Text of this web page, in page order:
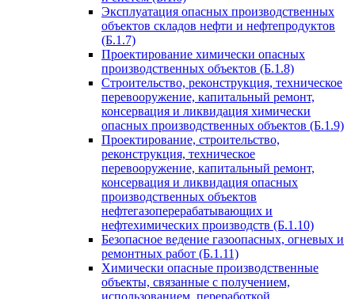
Эксплуатация опасных производственных
объектов складов нефти и нефтепродуктов
(Б.1.7)
Проектирование химически опасных
производственных объектов (Б.1.8)
Строительство, реконструкция, техническое
перевооружение, капитальный ремонт,
консервация и ликвидация химически
опасных производственных объектов (Б.1.9)
Проектирование, строительство,
реконструкция, техническое
перевооружение, капитальный ремонт,
консервация и ликвидация опасных
производственных объектов
нефтегазоперерабатывающих и
нефтехимических производств (Б.1.10)
Безопасное ведение газоопасных, огневых и
ремонтных работ (Б.1.11)
Химически опасные производственные
объекты, связанные с получением,
использованием, переработкой,